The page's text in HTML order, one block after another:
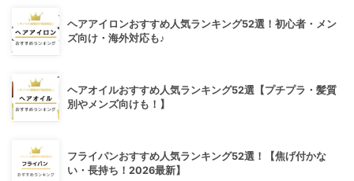
ヘアアイロンおすすめ人気ランキング52選！初心者・メン
ズ向け・海外対応も♪
ヘアオイルおすすめ人気ランキング52選【プチプラ・髪質
別やメンズ向けも！】
フライパンおすすめ人気ランキング52選！【焦げ付かな
い・長持ち！2026最新】